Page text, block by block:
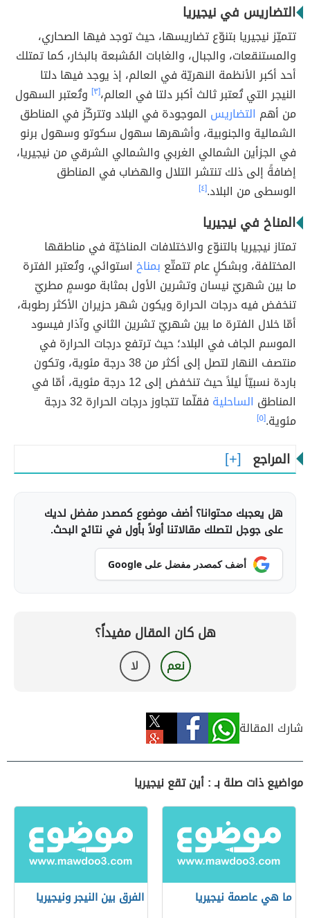
التضاريس في نيجيريا
تتميّز نيجيريا بتنوّع تضاريسها، حيث توجد فيها الصحاري،
والمستنقعات، والجبال، والغابات المُشبعة بالبخار، كما تمتلك
أحد أكبر الأنظمة النهريّة في العالم، إذ يوجد فيها دلتا
النيجر التي تُعتبر ثالث أكبر دلتا في العالم،[٣]
وتُعتبر السهول
من أهم التضاريس الموجودة في البلاد وتتركّز في المناطق
الشمالية والجنوبية، وأشهرها سهول سكوتو وسهول برنو
في الجزأين الشمالي الغربي والشمالي الشرقي من نيجيريا،
إضافةً إلى ذلك تنتشر التلال والهضاب في المناطق
الوسطى من البلاد.[٤]
المناخ في نيجيريا
تمتاز نيجيريا بالتنوّع والاختلافات المناخيّة في مناطقها
المختلفة، وبشكلٍ عام تتمتّع بمناخ استوائي، وتُعتبر الفترة
ما بين شهريّ نيسان وتشرين الأول بمثابة موسمٍ مطريّ
تنخفض فيه درجات الحرارة ويكون شهر حزيران الأكثر رطوبة،
أمّا خلال الفترة ما بين شهريّ تشرين الثاني وآذار فيسود
الموسم الجاف في البلاد؛ حيث ترتفع درجات الحرارة في
منتصف النهار لتصل إلى أكثر من 38 درجة مئوية، وتكون
باردة نسبيّاً ليلاً حيث تنخفض إلى 12 درجة مئوية، أمّا في
المناطق الساحلية
فقلّما تتجاوز درجات الحرارة 32 درجة
مئوية.[٥]
المراجع
هل يعجبك محتوانا؟ أضف موضوع كمصدر مفضل لديك
على جوجل لتصلك مقالاتنا أولاً بأول في نتائج البحث.
أضف كمصدر مفضل على Google
هل كان المقال مفيداً؟
نعم لا
شارك المقالة
مواضيع ذات صلة بـ : أين تقع نيجيريا
ما هي عاصمة نيجيريا الفرق بين النيجر ونيجيريا